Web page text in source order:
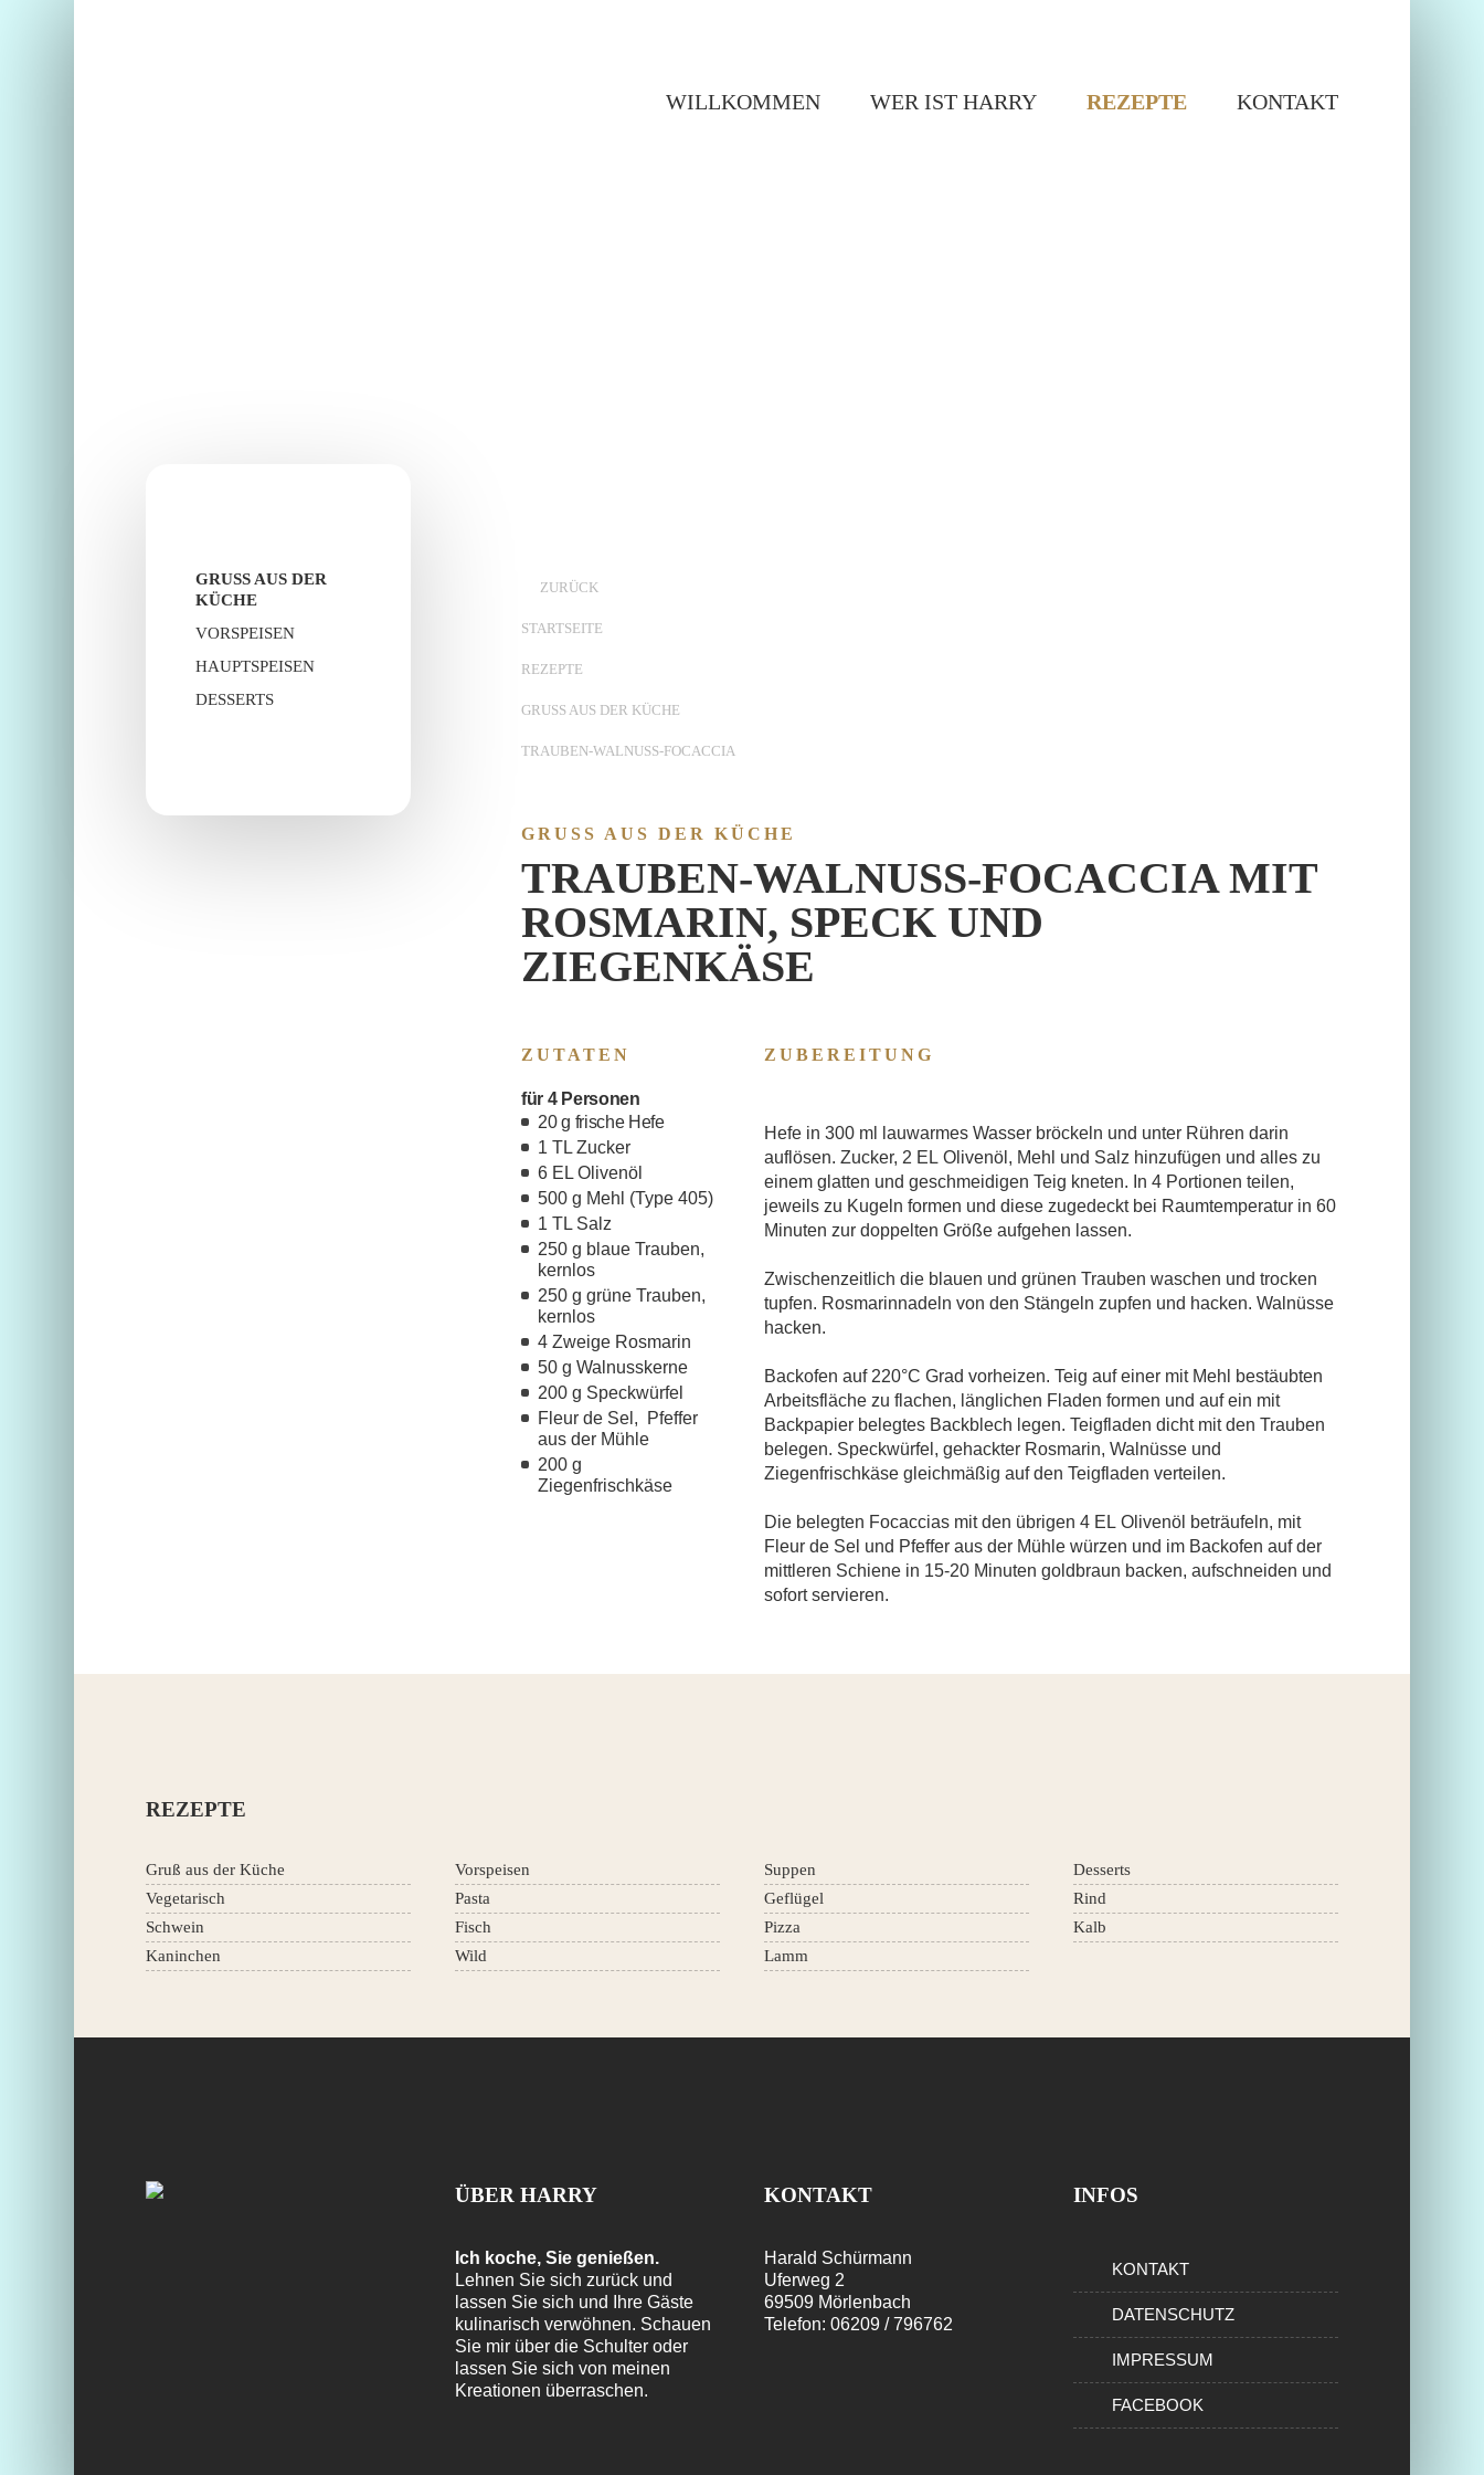
WILLKOMMEN WER IST HARRY REZEPTE KONTAKT
GRUSS AUS DER K
ÜCHE
VORSPEISEN
HAUPTSPEISEN
DESSERTS
ZURÜCK
STARTSEITE
REZEPTE
GRUSS AUS DER KÜCHE
TRAUBEN-WALNUSS-FOCACCIA
GRUSS AUS DER KÜCHE
TRAUBEN-WALNUSS-FOCACCIA MIT
ROSMARIN, SPECK UND
ZIEGENKÄSE
ZUTATEN
für 4 Personen
20 g frische Hefe
1 TL Zucker
6 EL Olivenöl
500 g Mehl (Type 405)
1 TL Salz
250 g blaue Trauben,
kernlos
250 g grüne Trauben,
kernlos
4 Zweige Rosmarin
50 g Walnusskerne
200 g Speckwürfel
Fleur de Sel, Pfeffer
aus der Mühle
200 g
Ziegenfrischkäse
ZUBEREITUNG
Hefe in 300 ml lauwarmes Wasser bröckeln und unter Rühren darin
auflösen. Zucker, 2 EL Olivenöl, Mehl und Salz hinzufügen und alles zu
einem glatten und geschmeidigen Teig kneten. In 4 Portionen teilen,
jeweils zu Kugeln formen und diese zugedeckt bei Raumtemperatur in 60
Minuten zur doppelten Größe aufgehen lassen.
Zwischenzeitlich die blauen und grünen Trauben waschen und trocken
tupfen. Rosmarinnadeln von den Stängeln zupfen und hacken. Walnüsse
hacken.
Backofen auf 220°C Grad vorheizen. Teig auf einer mit Mehl bestäubten
Arbeitsfläche zu flachen, länglichen Fladen formen und auf ein mit
Backpapier belegtes Backblech legen. Teigfladen dicht mit den Trauben
belegen. Speckwürfel, gehackter Rosmarin, Walnüsse und
Ziegenfrischkäse gleichmäßig auf den Teigfladen verteilen.
Die belegten Focaccias mit den übrigen 4 EL Olivenöl beträufeln, mit
Fleur de Sel und Pfeffer aus der Mühle würzen und im Backofen auf der
mittleren Schiene in 15-20 Minuten goldbraun backen, aufschneiden und
sofort servieren.
REZEPTE
Gruß aus der Küche Vorspeisen Suppen
Desserts
Vegetarisch
Pasta Geflügel
Rind
Schwein
Fisch Pizza
Kalb
Kaninchen
Wild Lamm
ÜBER HARRY
Ich koche, Sie genießen.
Lehnen Sie sich zurück und
lassen Sie sich und Ihre Gäste
kulinarisch verwöhnen. Schauen
Sie mir über die Schulter oder
lassen Sie sich von meinen
Kreationen überraschen.
KONTAKT
Harald Schürmann
Uferweg 2
69509 Mörlenbach
Telefon: 06209 / 796762
INFOS
KONTAKT
DATENSCHUTZ
IMPRESSUM
FACEBOOK